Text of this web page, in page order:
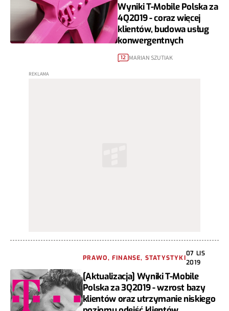
Wyniki T-Mobile Polska za
4Q2019 - coraz więcej
klientów, budowa usług
konwergentnych
12 MARIAN SZUTIAK
PRAWO, FINANSE, STATYSTYKI
07 LIS
2019
[Aktualizacja] Wyniki T-Mobile
Polska za 3Q2019 - wzrost bazy
klientów oraz utrzymanie niskiego